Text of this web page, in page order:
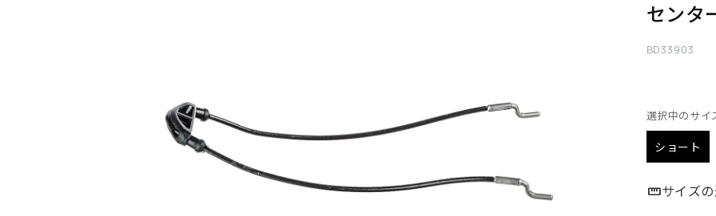
センタ
BD33903
選択中のサイ
ショート
サイズ